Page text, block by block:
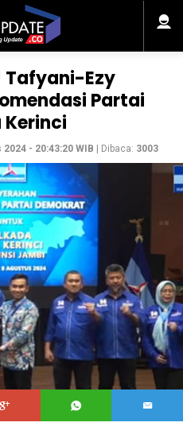
Tafyani-Ezy
Partai
- 20:43:20 WIB | Dibaca: 3003